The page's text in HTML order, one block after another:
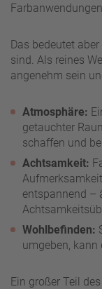
Das bedeutet
sind. Als reines
angenehm sein
Atmosphäre:
getauchter
schaffen und
Achtsamkeit:
entspannend –
Wohlbefinden:
umgeben, kann
Ein großer Teil